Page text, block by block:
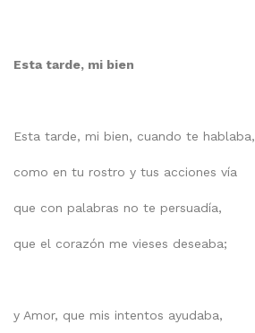
Esta tarde, mi bien
Esta tarde, mi bien, cuando te hablaba,
como en tu rostro y tus acciones vía
que con palabras no te persuadía,
que el corazón me vieses deseaba;
y Amor, que mis intentos ayudaba,